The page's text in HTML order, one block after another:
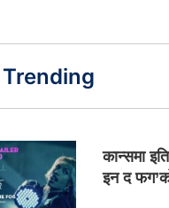
Trending
कान्समा
इन द